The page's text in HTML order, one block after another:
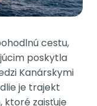
cestu,
poskytla
Kanárskymi
je trajekt
zaisťuje